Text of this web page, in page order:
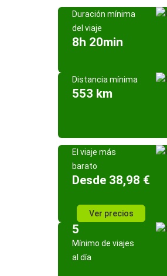
Duración mínima
del viaje
8h 20min
Distancia mínima
553 km
El viaje más
barato
Desde 38,98 €
Ver precios
5
Mínimo de viajes
al día